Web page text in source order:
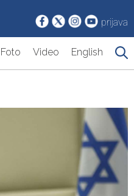
prijava
Foto Video English